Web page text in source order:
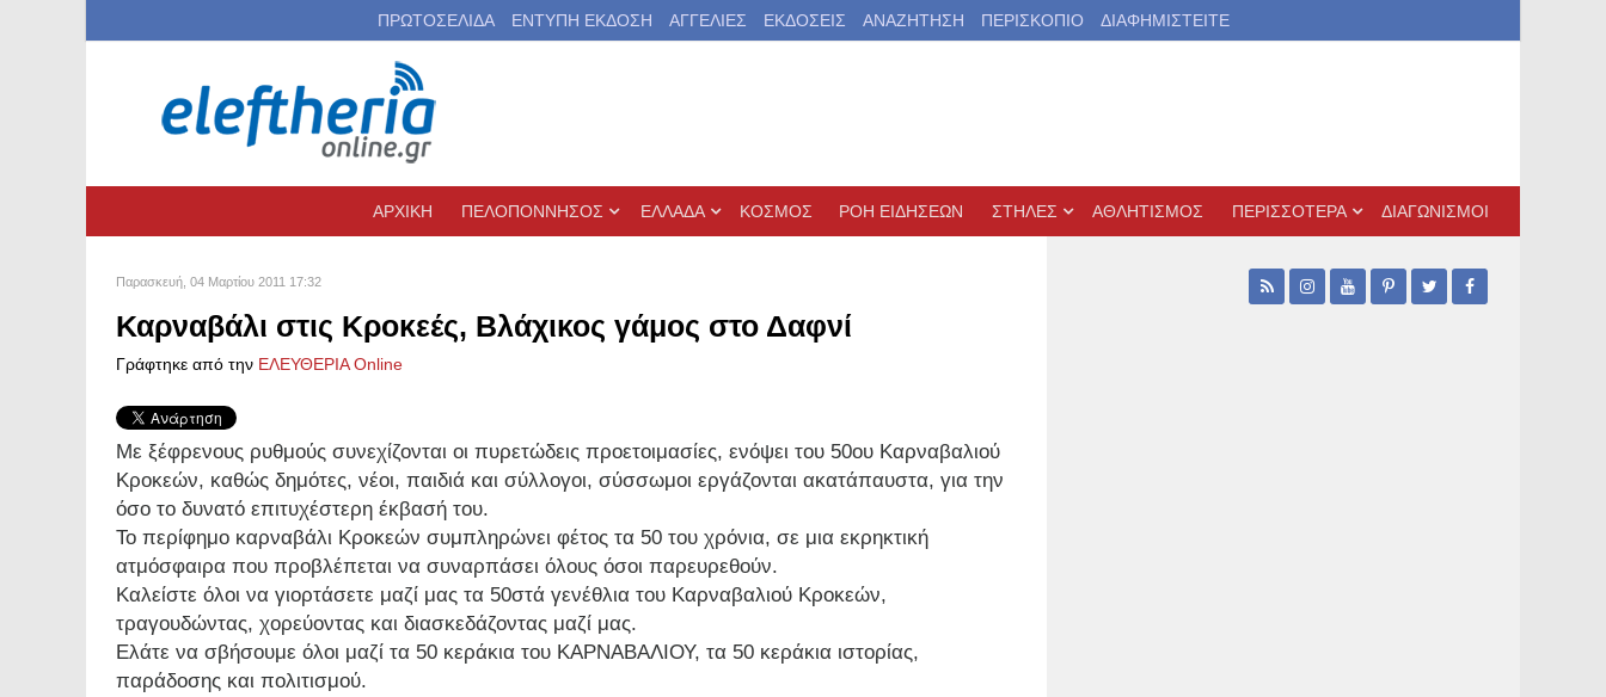
ΠΡΩΤΟΣΕΛΙΔΑ ΕΝΤΥΠΗ ΕΚΔΟΣΗ ΑΓΓΕΛΙΕΣ ΕΚΔΟΣΕΙΣ ΑΝΑΖΗΤΗΣΗ ΠΕΡΙΣΚΟΠΙΟ ΔΙΑΦΗΜΙΣΤΕΙΤΕ
ΑΡΧΙΚΗ ΠΕΛΟΠΟΝΝΗΣΟΣ ΕΛΛΑΔΑ ΚΟΣΜΟΣ ΡΟΗ ΕΙΔΗΣΕΩΝ ΣΤΗΛΕΣ ΑΘΛΗΤΙΣΜΟΣ ΠΕΡΙΣΣΟΤΕΡΑ ΔΙΑΓΩΝΙΣΜΟΙ
Παρασκευή, 04 Μαρτίου 2011 17:32
Καρναβάλι στις Κροκεές, Βλάχικος γάμος στο Δαφνί
Γράφτηκε από την ΕΛΕΥΘΕΡΙΑ Online
Με ξέφρενους ρυθμούς συνεχίζονται οι πυρετώδεις προετοιμασίες, ενόψει του 50ου Καρναβαλιού
Κροκεών, καθώς δημότες, νέοι, παιδιά και σύλλογοι, σύσσωμοι εργάζονται ακατάπαυστα, για την
όσο το δυνατό επιτυχέστερη έκβασή του.
Το περίφημο καρναβάλι Κροκεών συμπληρώνει φέτος τα 50 του χρόνια, σε μια εκρηκτική
ατμόσφαιρα που προβλέπεται να συναρπάσει όλους όσοι παρευρεθούν.
Καλείστε όλοι να γιορτάσετε μαζί μας τα 50στά γενέθλια του Καρναβαλιού Κροκεών,
τραγουδώντας, χορεύοντας και διασκεδάζοντας μαζί μας.
Ελάτε να σβήσουμε όλοι μαζί τα 50 κεράκια του ΚΑΡΝΑΒΑΛΙΟΥ, τα 50 κεράκια ιστορίας,
παράδοσης και πολιτισμού.